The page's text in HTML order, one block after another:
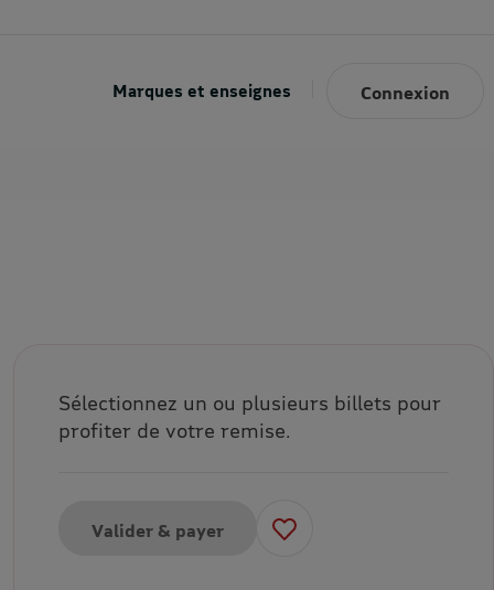
Marques et enseignes Connexion
Sélectionnez un ou plusieurs billets pour
profiter de votre remise.
Valider & payer